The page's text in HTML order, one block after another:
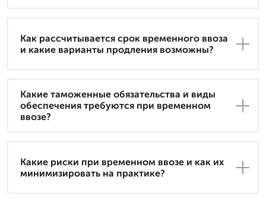
Как рассчитывается срок временного ввоза
и какие варианты продления возможны?
Какие таможенные обязательства и виды
обеспечения требуются при временном
ввозе?
Какие риски при временном ввозе и как их
минимизировать на практике?